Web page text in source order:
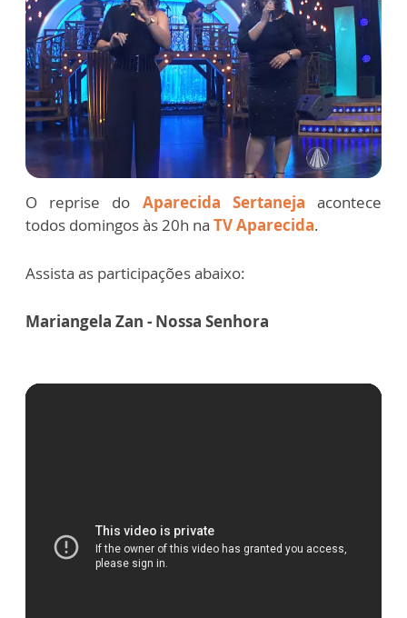
O reprise do Aparecida Sertaneja acontece
todos domingos às 20h na TV Aparecida.
Assista as participações abaixo:
Mariangela Zan - Nossa Senhora